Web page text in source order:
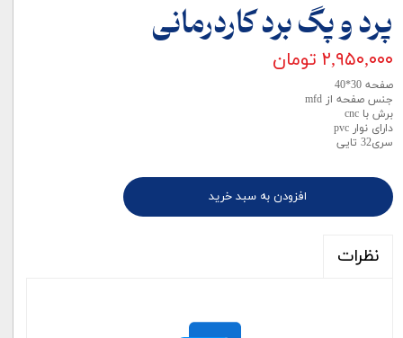
پرد و پگ برد کاردرمانی
۲,۹۵۰,۰۰۰ تومان
صفحه 30*40
جنس صفحه از mfd
برش با cnc
دارای نوار pvc
سری32 تایی
افزودن به سبد خرید
نظرات